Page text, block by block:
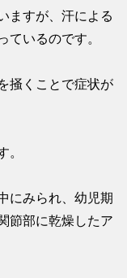
ますが、汗による
ているのです。
掻くことで症状が
。
にみられ、幼児期
節部に乾燥したア